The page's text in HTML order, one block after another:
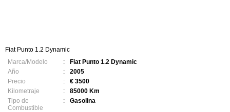
Fiat Punto 1.2 Dynamic
Marca/Modelo
:
Fiat Punto 1.2 Dynamic
Año
:
2005
Precio
:
€ 3500
Kilometraje
:
85000 Km
Tipo de
Combustible
: Gasolina